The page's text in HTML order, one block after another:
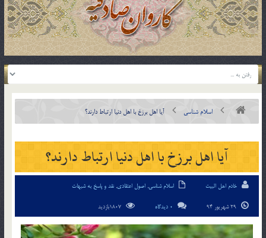
اسلام شناسی آيا اهل برزخ با اهل دنيا ارتباط دارند؟
آيا اهل برزخ با اهل دنيا ارتباط دارند؟
خادم اهل البیت اسلام شناسی, اصول اعتقادی, نقد و پاسخ به شبهات
0 دیدگاه